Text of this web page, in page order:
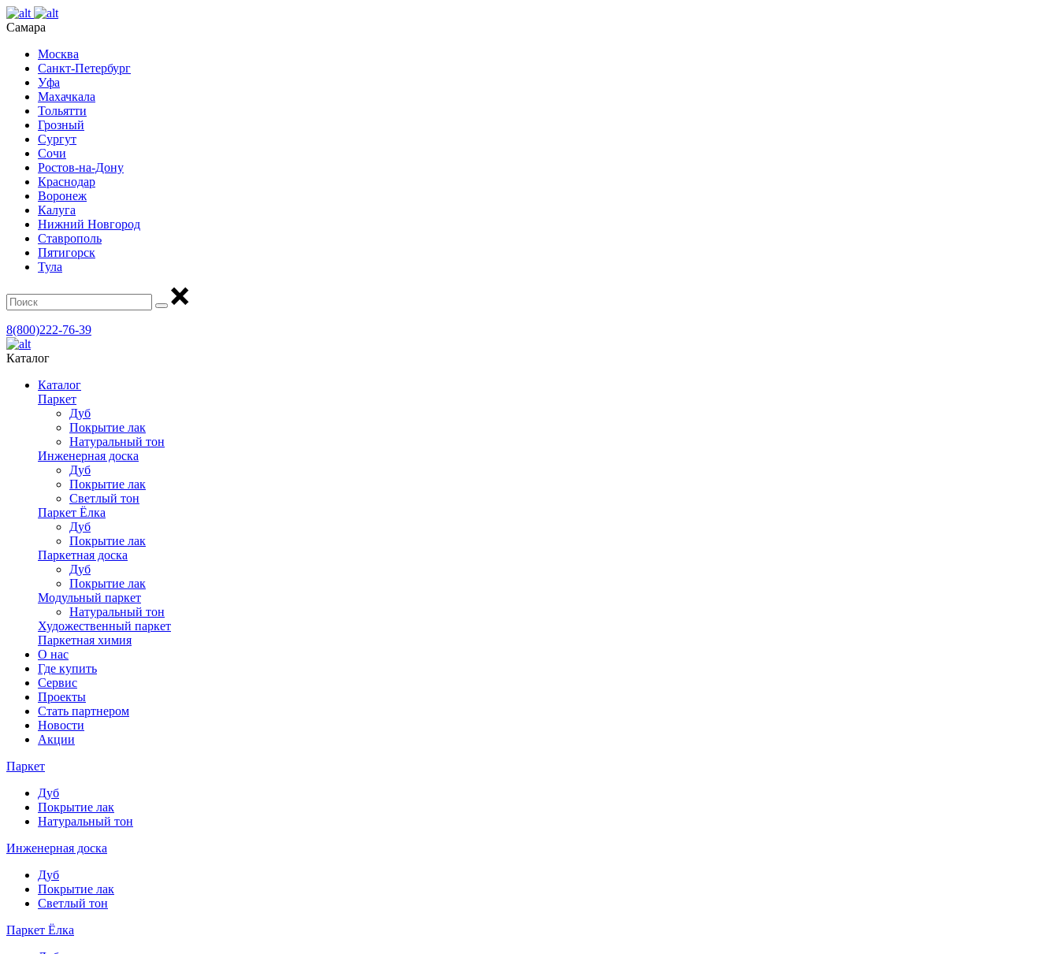
Самара
Москва
Санкт-Петербург
Уфа
Махачкала
Тольятти
Грозный
Сургут
Сочи
Ростов-на-Дону
Краснодар
Воронеж
Калуга
Нижний Новгород
Ставрополь
Пятигорск
Тула
8(800)222-76-39
Каталог
Каталог
Паркет
Дуб
Покрытие лак
Натуральный тон
Инженерная доска
Дуб
Покрытие лак
Светлый тон
Паркет Ёлка
Дуб
Покрытие лак
Паркетная доска
Дуб
Покрытие лак
Модульный паркет
Натуральный тон
Художественный паркет
Паркетная химия
О нас
Где купить
Сервис
Проекты
Стать партнером
Новости
Акции
Паркет
Дуб
Покрытие лак
Натуральный тон
Инженерная доска
Дуб
Покрытие лак
Светлый тон
Паркет Ёлка